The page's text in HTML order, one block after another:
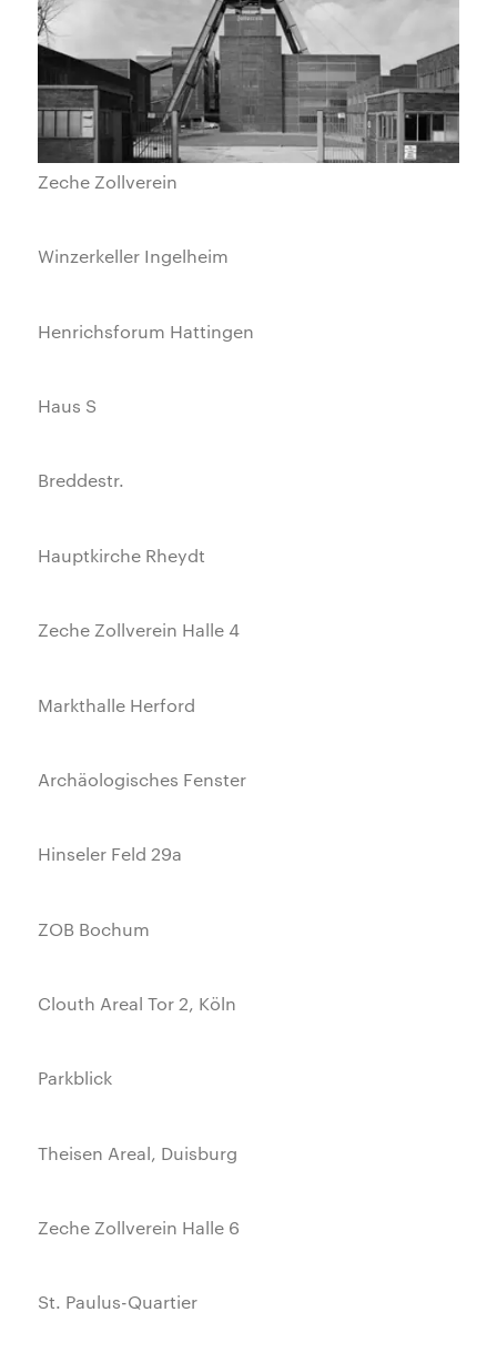
Zeche Zollverein
Winzerkeller Ingelheim
Henrichsforum Hattingen
Haus S
Breddestr.
Hauptkirche Rheydt
Zeche Zollverein Halle 4
Markthalle Herford
Archäologisches Fenster
Hinseler Feld 29a
ZOB Bochum
Clouth Areal Tor 2, Köln
Parkblick
Theisen Areal, Duisburg
Zeche Zollverein Halle 6
St. Paulus-Quartier